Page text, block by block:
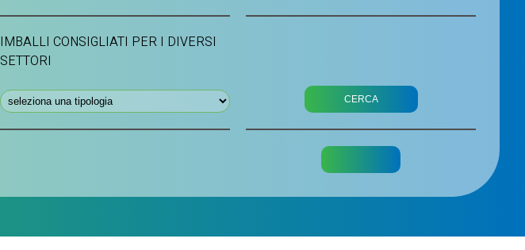
IMBALLI CONSIGLIATI PER I DIVERSI
SETTORI